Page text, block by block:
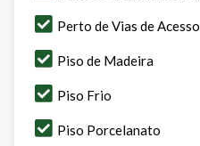
Perto de Vias de Acesso
Piso de Madeira
Piso Frio
Piso Porcelanato